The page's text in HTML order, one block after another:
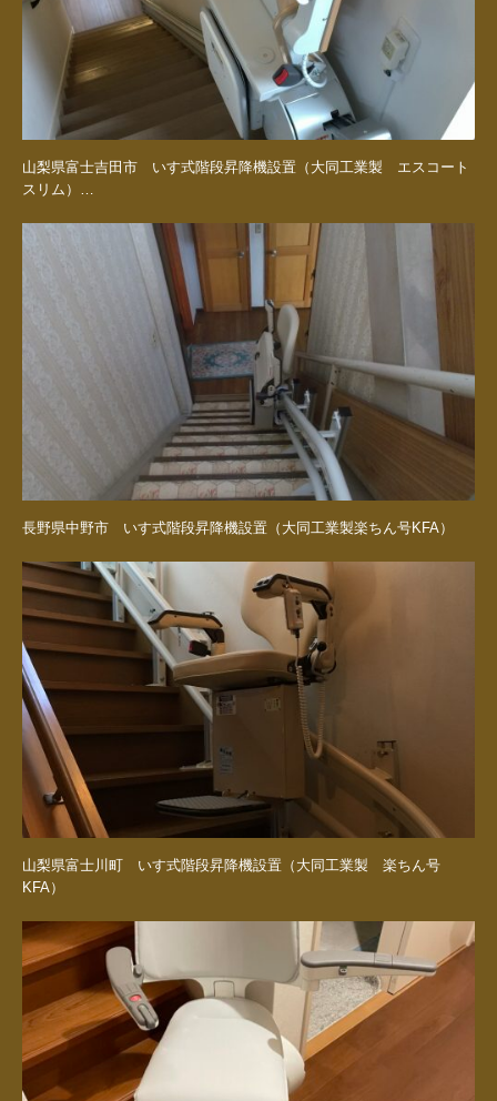
山梨県富士吉田市 いす式階段昇降機設置（大同工業製 エスコート
スリム）…
長野県中野市 いす式階段昇降機設置（大同工業製楽ちん号KFA）
山梨県富士川町 いす式階段昇降機設置（大同工業製 楽ちん号
KFA）